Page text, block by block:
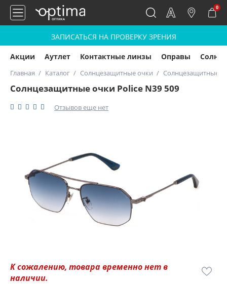
0
ЗАПИСАТЬСЯ НА ПРОВЕРКУ ЗРЕНИЯ
Акции Аутлет Контактные линзы Оправы
Главная Каталог Солнцезащитные очки Солнцезащитные
Солнцезащитные очки Police N39 509
Отзывов еще нет
К сожалению, товара временно нет в
наличии.